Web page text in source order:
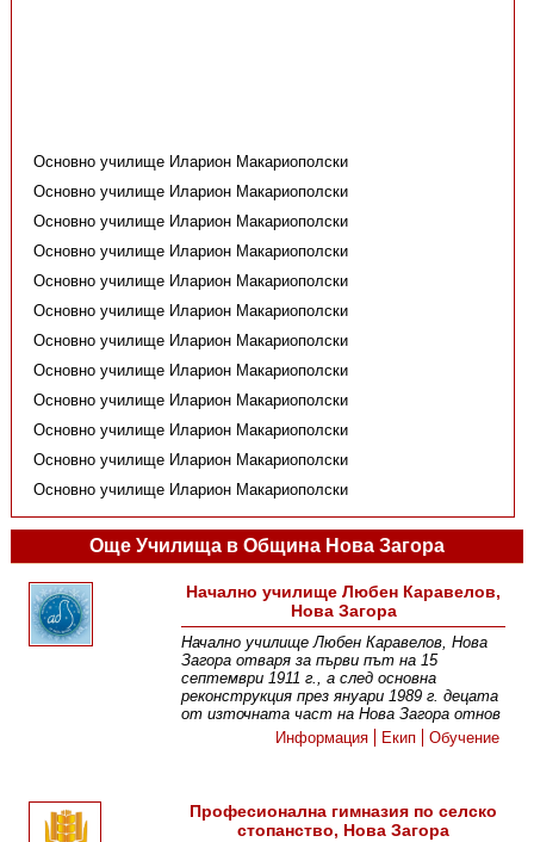
Основно училище Иларион Макариополски
Основно училище Иларион Макариополски
Основно училище Иларион Макариополски
Основно училище Иларион Макариополски
Основно училище Иларион Макариополски
Основно училище Иларион Макариополски
Основно училище Иларион Макариополски
Основно училище Иларион Макариополски
Основно училище Иларион Макариополски
Основно училище Иларион Макариополски
Основно училище Иларион Макариополски
Основно училище Иларион Макариополски
Още Училища в Община Нова Загора
Начално училище Любен Каравелов,
Нова Загора
Начално училище Любен Каравелов, Нова
Загора отваря за първи път на 15
септември 1911 г., а след основна
реконструкция през януари 1989 г. децата
от източната част на Нова Загора отнов
Информация
Екип Обучение
Професионална гимназия по селско
стопанство, Нова Загора